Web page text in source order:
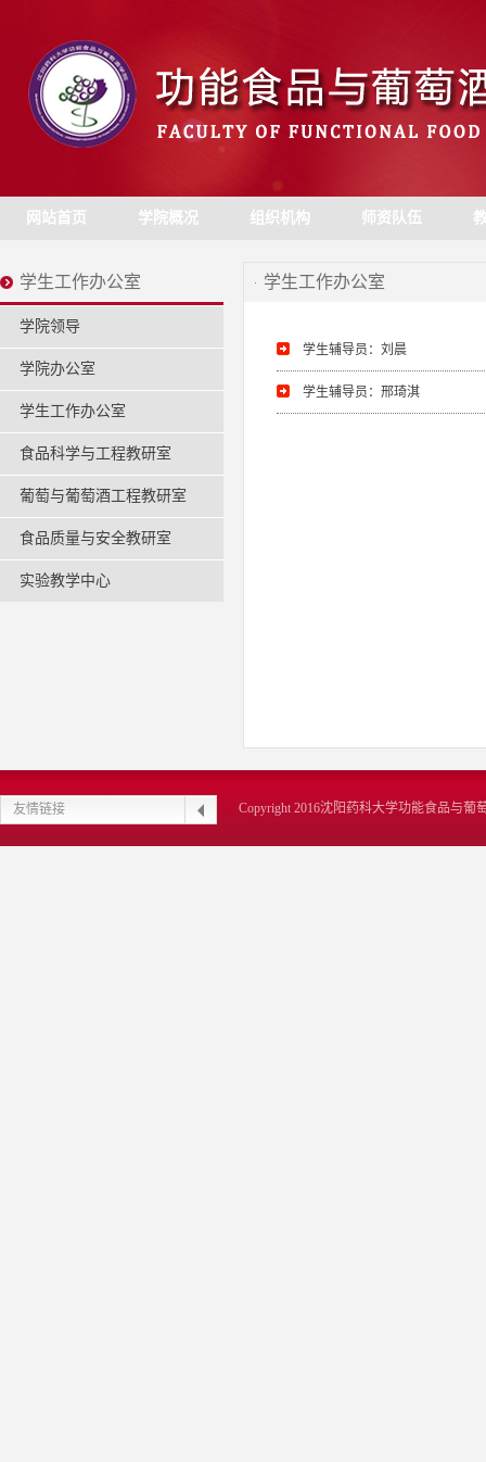
网站首页 学院概况 组织机构 师资队伍
学生工作办公室
学院领导
学院办公室
学生工作办公室
食品科学与工程教研室
葡萄与葡萄酒工程教研室
食品质量与安全教研室
实验教学中心
学生工作办公室
学生辅导员：刘晨
学生辅导员：邢琦淇
友情链接 Copyright 2016沈阳药科大学功能食品与葡